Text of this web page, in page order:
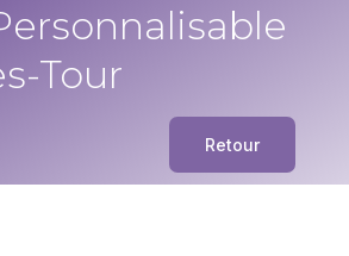
Tour
Retour